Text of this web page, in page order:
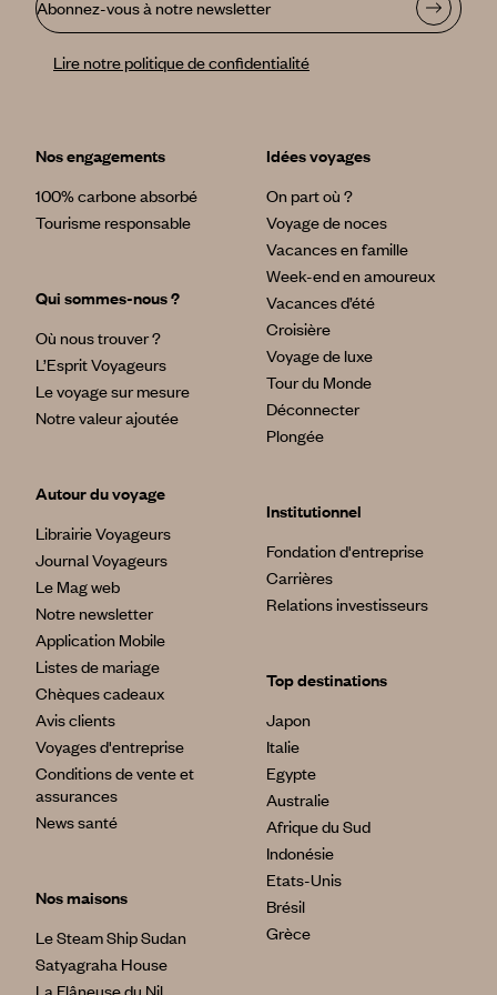
Abonnez-vous à notre newsletter
Lire notre politique de confidentialité
Nos engagements
100% carbone absorbé
Tourisme responsable
Qui sommes-nous ?
Où nous trouver ?
L’Esprit Voyageurs
Le voyage sur mesure
Notre valeur ajoutée
Autour du voyage
Librairie Voyageurs
Journal Voyageurs
Le Mag web
Notre newsletter
Application Mobile
Listes de mariage
Chèques cadeaux
Avis clients
Voyages d'entreprise
Conditions de vente et
assurances
News santé
Nos maisons
Le Steam Ship Sudan
Satyagraha House
Idées voyages
On part où ?
Voyage de noces
Vacances en famille
Week-end en amoureux
Vacances d’été
Croisière
Voyage de luxe
Tour du Monde
Déconnecter
Plongée
Institutionnel
Fondation d'entreprise
Carrières
Relations investisseurs
Top destinations
Japon
Italie
Egypte
Australie
Afrique du Sud
Indonésie
Etats-Unis
Brésil
Grèce